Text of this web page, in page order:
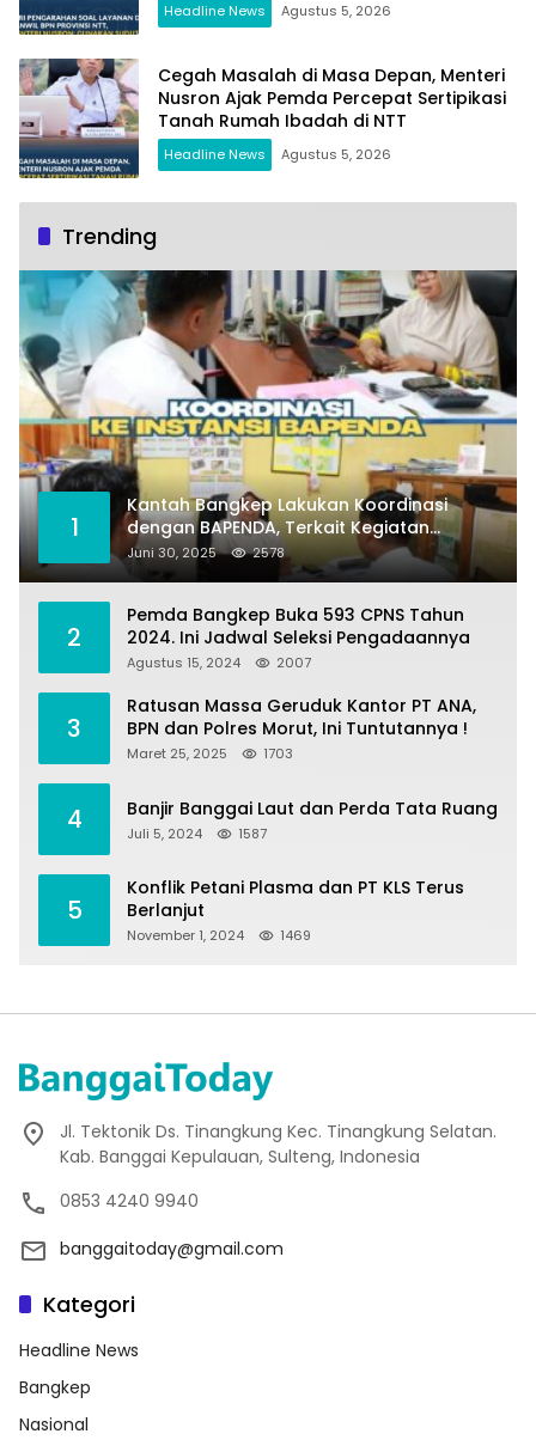
Headline News Agustus 5, 2026
Cegah Masalah di Masa Depan, Menteri
Nusron Ajak Pemda Percepat Sertipikasi
Tanah Rumah Ibadah di NTT
Headline News Agustus 5, 2026
Trending
1
Kantah Bangkep Lakukan Koordinasi
dengan BAPENDA, Terkait Kegiatan
Fasilitasi Penilaian Tanah dan Ekonomi
Pertanahan
Juni 30, 2025 2578
2
Pemda Bangkep Buka 593 CPNS Tahun
2024. Ini Jadwal Seleksi Pengadaannya
Agustus 15, 2024 2007
3
Ratusan Massa Geruduk Kantor PT ANA,
BPN dan Polres Morut, Ini Tuntutannya !
Maret 25, 2025 1703
4 Banjir Banggai Laut dan Perda Tata Ruang
Juli 5, 2024 1587
5
Konflik Petani Plasma dan PT KLS Terus
Berlanjut
November 1, 2024 1469
Jl. Tektonik Ds. Tinangkung Kec. Tinangkung Selatan.
Kab. Banggai Kepulauan, Sulteng, Indonesia
0853 4240 9940
banggaitoday@gmail.com
Kategori
Headline News
Bangkep
Nasional